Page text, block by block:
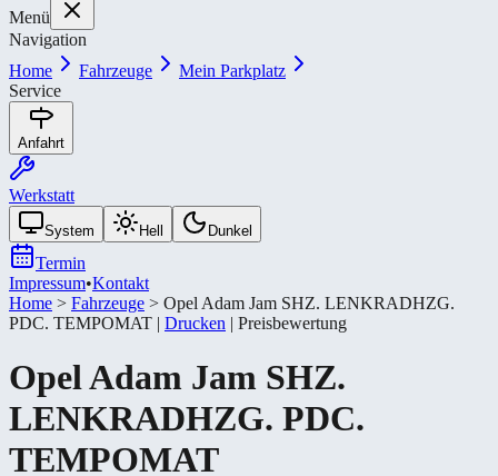
Menü
Navigation
Home
Fahrzeuge
Mein Parkplatz
Service
Anfahrt
Werkstatt
System Hell Dunkel
Termin
Impressum•Kontakt
Home > Fahrzeuge > Opel Adam Jam SHZ. LENKRADHZG.
PDC. TEMPOMAT | Drucken | Preisbewertung
OpelAdam Jam SHZ.
LENKRADHZG. PDC.
TEMPOMAT